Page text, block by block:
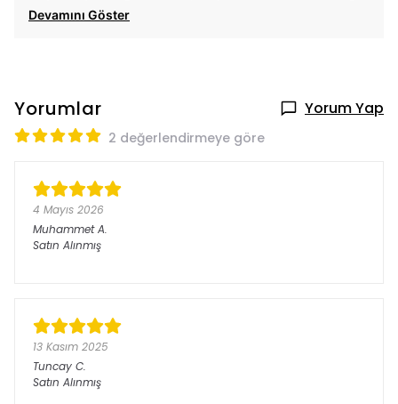
Devamını Göster
Yorumlar Yorum Yap
2 değerlendirmeye göre
4 Mayıs 2026
Muhammet A.
Satın Alınmış
13 Kasım 2025
Tuncay C.
Satın Alınmış